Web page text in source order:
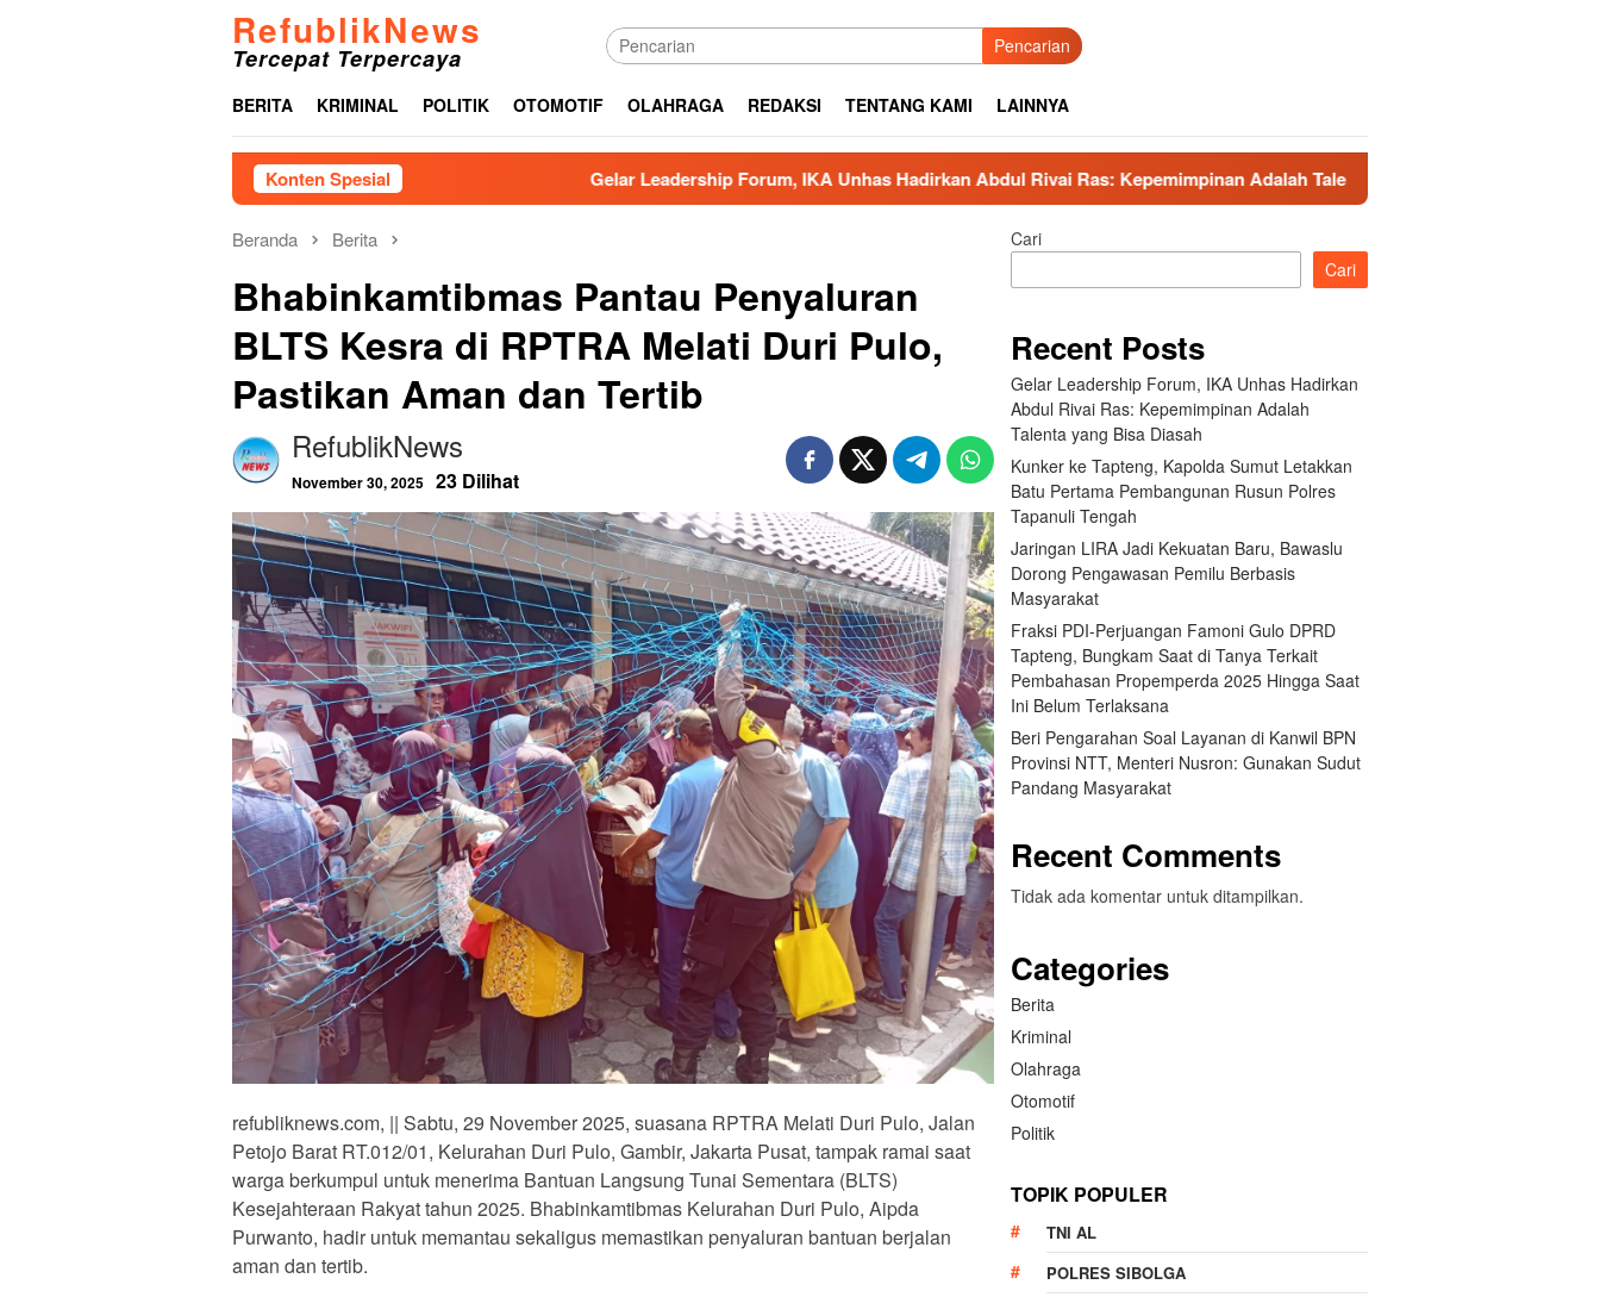
RefublikNews
Tercepat Terpercaya Pencarian
BERITA KRIMINAL POLITIK OTOMOTIF OLAHRAGA REDAKSI TENTANG KAMI LAINNYA
Konten Spesial Gelar Leadership Forum, IKA Unhas Hadirkan Abdul Rivai Ras: Kepemimpinan Adalah Talenta yang Bisa Diasah
Beranda Berita
Bhabinkamtibmas Pantau Penyaluran
BLTS Kesra di RPTRA Melati Duri Pulo,
Pastikan Aman dan Tertib
RefublikNews
November 30, 2025 23 Dilihat
refubliknews.com, || Sabtu, 29 November 2025, suasana RPTRA Melati Duri Pulo, Jalan
Petojo Barat RT.012/01, Kelurahan Duri Pulo, Gambir, Jakarta Pusat, tampak ramai saat
warga berkumpul untuk menerima Bantuan Langsung Tunai Sementara (BLTS)
Kesejahteraan Rakyat tahun 2025. Bhabinkamtibmas Kelurahan Duri Pulo, Aipda
Purwanto, hadir untuk memantau sekaligus memastikan penyaluran bantuan berjalan
aman dan tertib.
Cari
Cari
Recent Posts
Gelar Leadership Forum, IKA Unhas Hadirkan
Abdul Rivai Ras: Kepemimpinan Adalah
Talenta yang Bisa Diasah
Kunker ke Tapteng, Kapolda Sumut Letakkan
Batu Pertama Pembangunan Rusun Polres
Tapanuli Tengah
Jaringan LIRA Jadi Kekuatan Baru, Bawaslu
Dorong Pengawasan Pemilu Berbasis
Masyarakat
Fraksi PDI-Perjuangan Famoni Gulo DPRD
Tapteng, Bungkam Saat di Tanya Terkait
Pembahasan Propemperda 2025 Hingga Saat
Ini Belum Terlaksana
Beri Pengarahan Soal Layanan di Kanwil BPN
Provinsi NTT, Menteri Nusron: Gunakan Sudut
Pandang Masyarakat
Recent Comments
Tidak ada komentar untuk ditampilkan.
Categories
Berita
Kriminal
Olahraga
Otomotif
Politik
TOPIK POPULER
TNI AL
POLRES SIBOLGA